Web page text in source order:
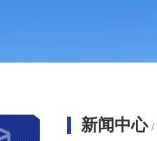
新闻中心 /